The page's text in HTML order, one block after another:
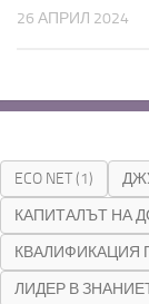
26 АПРИЛ 2024
ECO NET(1)
КАПИТАЛЪТ НА
КВАЛИФИКАЦИЯ
ЛИДЕР В